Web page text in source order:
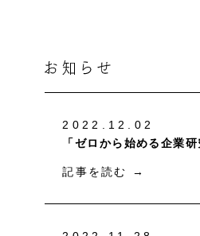
2022.12.02
記事を読む →